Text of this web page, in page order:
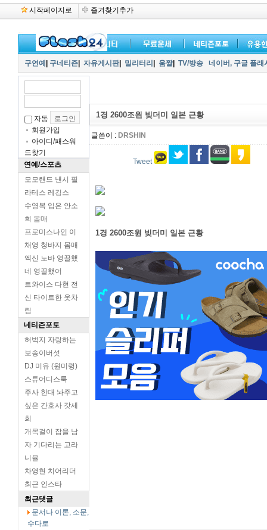
시작페이지로 즐겨찾기추가
구연예 구네티즌 자유게시판| 밀리터리 움짤| TV/방송 네이버, 구글 플
자동
회원가입
아이디/패스워
드찾기
연예/스포츠
모모랜드 낸시 필
라테스 레깅스
수영복 입은 안소
희 몸매
프로미스나인 이
채영 청바지 몸매
엑신 노바 영끌했
네 영끌했어
트와이스 다현 전
신 타이트한 옷차
림
네티즌포토
허벅지 자랑하는
보송이버섯
DJ 미유 (원미령)
스튜어디스룩
주사 한대 놔주고
싶은 간호사 갓세
희
개목걸이 잡을 남
자 기다리는 고라
니율
차영현 치어리더
최근 인스타
최근댓글
문서나 이론, 소문,
수다로
1경 2600조원 빚더미 일본 근황
글쓴이 : DRSHIN
Tweet
1경 2600조원 빚더미 일본 근황